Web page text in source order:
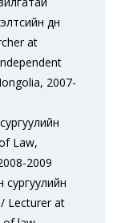
дүн
at
2007-
Law,
2009
/ Lecturer at